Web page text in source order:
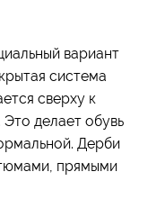
вариант
система
сверху к
делает обувь
Дерби
прямыми